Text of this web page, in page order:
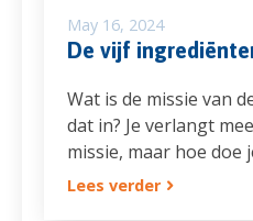
May 16, 2024
De vijf
Wat is de missie van
dat in? Je verlangt
missie, maar hoe doe
Lees verder